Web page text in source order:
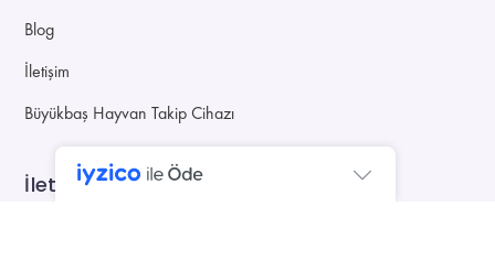
Blog
İletişim
Büyükbaş Hayvan Takip Cihazı
İletişim Bilgileri